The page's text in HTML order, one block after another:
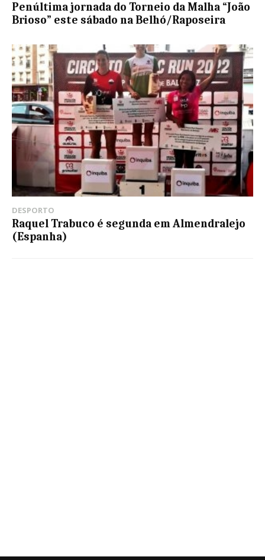
Penúltima jornada do Torneio da Malha “João
Brioso” este sábado na Belhó/Raposeira
DESPORTO
Raquel Trabuco é segunda em Almendralejo
(Espanha)